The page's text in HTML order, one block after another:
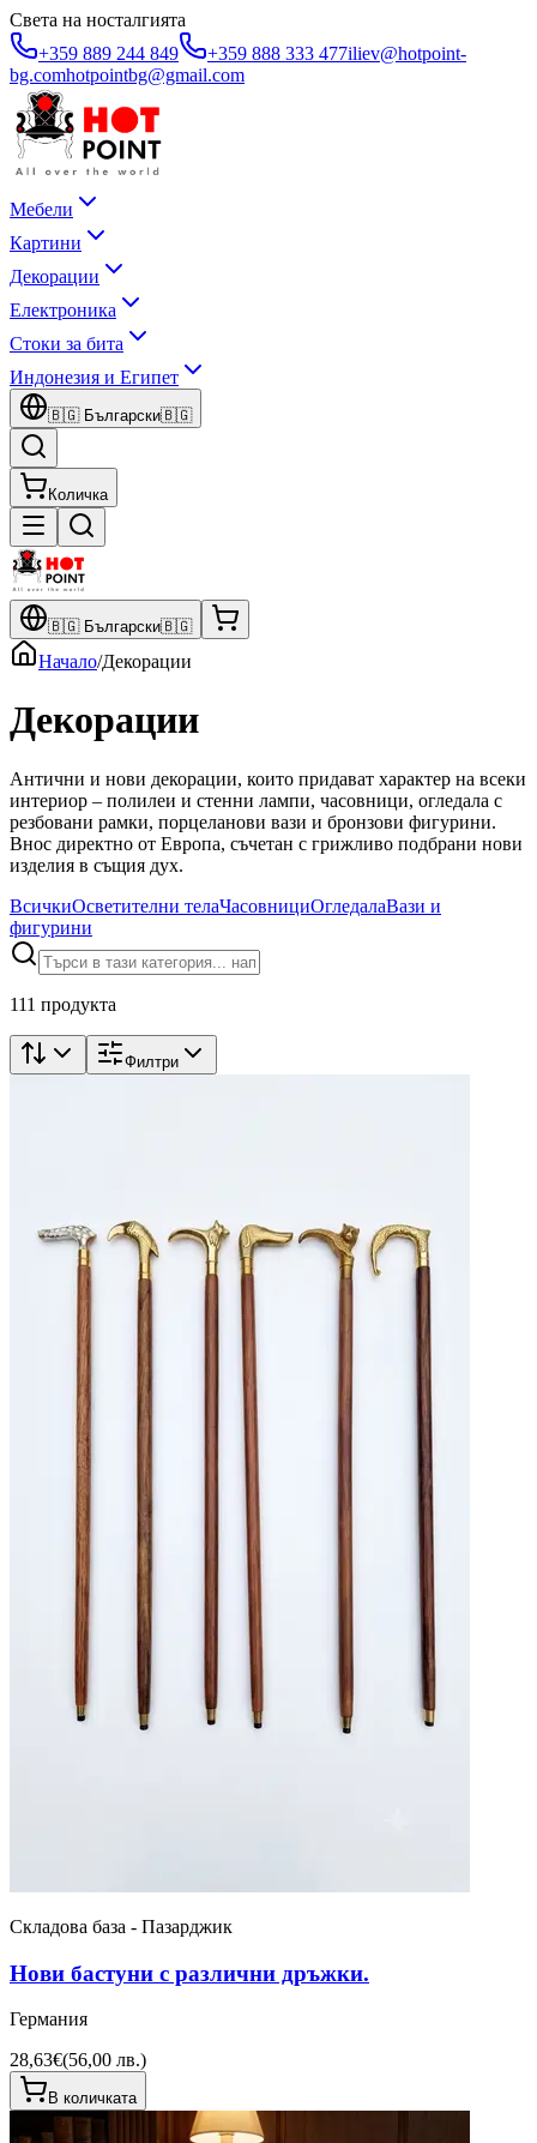
Света на носталгията
+359 889 244 849
+359 888 333 477iliev@hotpoint-
bg.comhotpointbg@gmail.com
Мебели
Картини
Декорации
Електроника
Стоки за бита
Индонезия и Египет
🇧🇬 Български🇧🇬
Количка
🇧🇬 Български🇧🇬
Начало/Декорации
Декорации
Антични и нови декорации, които придават характер на всеки
интериор – полилеи и стенни лампи, часовници, огледала с
резбовани рамки, порцеланови вази и бронзови фигурини.
Внос директно от Европа, съчетан с грижливо подбрани нови
изделия в същия дух.
ВсичкиОсветителни телаЧасовнициОгледалаВази и
фигурини
111 продукта
Филтри
Складова база - Пазарджик
Нови бастуни с различни дръжки.
Германия
28,63€(56,00 лв.)
В количката